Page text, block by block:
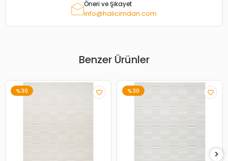
Öneri ve Şikayet
info@halicimdan.com
Benzer Ürünler
%30 %30